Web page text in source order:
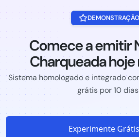
DEMONSTRAÇÃO
Comece a emitir
Charqueada
Sistema homologado e integrado
grátis por 10
Experimente Grátis